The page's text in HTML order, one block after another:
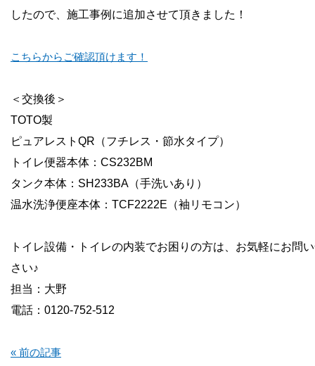
したので、施工事例に追加させて頂きました！
こちらからご確認頂けます！
＜交換後＞
TOTO製
ピュアレストQR（フチレス・節水タイプ）
トイレ便器本体：CS232BM
タンク本体：SH233BA（手洗いあり）
温水洗浄便座本体：TCF2222E（袖リモコン）
トイレ設備・トイレの内装でお困りの方は、お気軽にお問
さい♪
担当：大野
電話：0120-752-512
« 前の記事